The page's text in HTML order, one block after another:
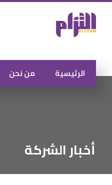
الرئيسية من نحن
أخبار الشركة